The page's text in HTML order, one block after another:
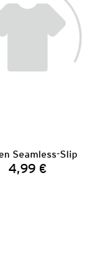
Seamless-Slip
Preis:
4,99 €